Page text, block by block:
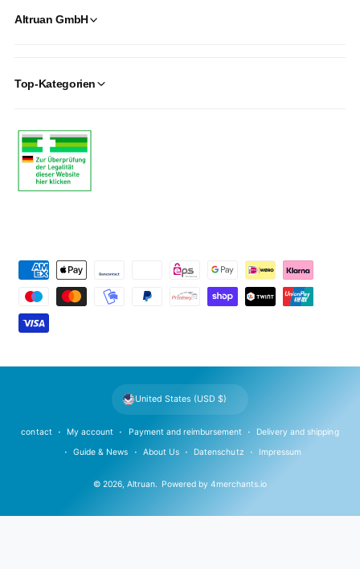
Altruan GmbH
Top-Kategorien
m
n
© 2026,Altruan. Powered by 4merchants.io
contact My account Payment and reimbursement Delivery and shipping
Guide & News About Us Datenschutz Impressum
United States (USD $)